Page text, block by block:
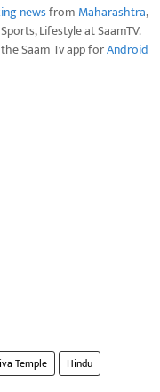
newsfrom Maharashtra,
Lifestyle at SaamTV.
Saam Tv app forAndroid
Temple
Hindu